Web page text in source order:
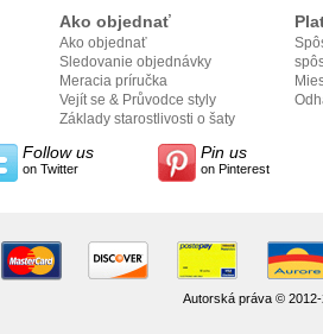
Ako objednať
Ako objednať
Sledovanie objednávky
Meracia príručka
Vejít se & Průvodce styly
Základy starostlivosti o šaty
Follow us
on Twitter
Pin us
on Pinterest
Autorská práva ©